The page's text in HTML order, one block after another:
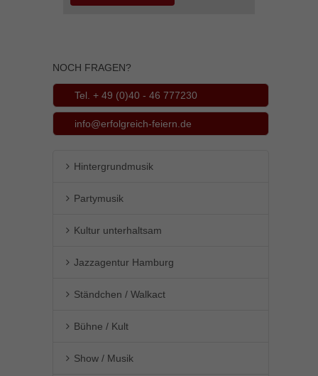
NOCH FRAGEN?
Tel. + 49 (0)40 - 46 777230
info@erfolgreich-feiern.de
Hintergrundmusik
Partymusik
Kultur unterhaltsam
Jazzagentur Hamburg
Ständchen / Walkact
Bühne / Kult
Show / Musik